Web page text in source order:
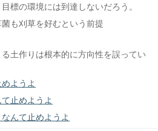
標の環境には到達しないだろう。
も刈草を好むという前提
土作りは根本的に方向性を誤ってい
ようよ
止めようよ
んて止めようよ